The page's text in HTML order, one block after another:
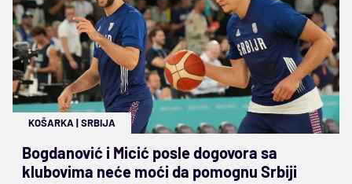
KOŠARKA |SRBIJA
Bogdanović i Micić posle dogovora sa
klubovima neće moći da pomognu Srbiji